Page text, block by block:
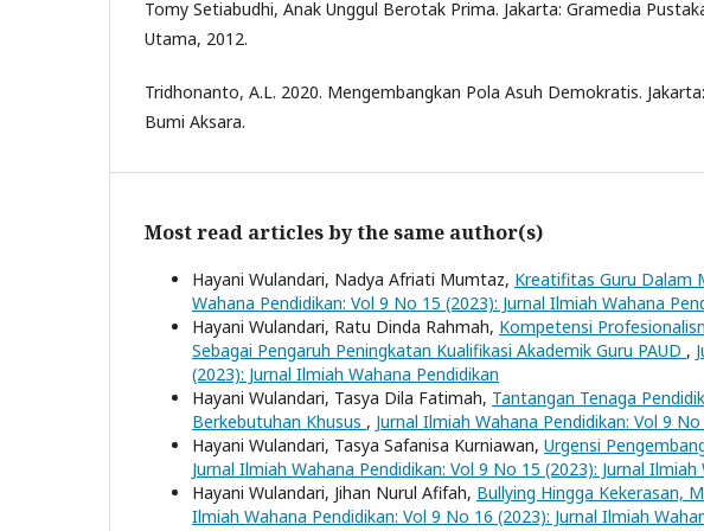
Tomy Setiabudhi, Anak Unggul Berotak Prima. Jakarta: Gramedia
Utama, 2012.
Tridhonanto, A.L. 2020. Mengembangkan Pola Asuh Demokratis.
Bumi Aksara.
Most read articles by the same author(s)
Hayani Wulandari, Nadya Afriati Mumtaz, Kreatifitas Guru Dalam
Wahana Pendidikan: Vol 9 No 15 (2023): Jurnal Ilmiah Wahana
Hayani Wulandari, Ratu Dinda Rahmah, Kompetensi
Sebagai Pengaruh Peningkatan Kualifikasi Akademik Guru PAUD ,
(2023): Jurnal Ilmiah Wahana Pendidikan
Hayani Wulandari, Tasya Dila Fatimah, Tantangan Tenaga
Berkebutuhan Khusus , Jurnal Ilmiah Wahana Pendidikan: Vol 9
Hayani Wulandari, Tasya Safanisa Kurniawan, Urgensi
Jurnal Ilmiah Wahana Pendidikan: Vol 9 No 15 (2023): Jurnal Ilmiah
Hayani Wulandari, Jihan Nurul Afifah, Bullying Hingga Kekerasan,
Ilmiah Wahana Pendidikan: Vol 9 No 16 (2023): Jurnal Ilmiah